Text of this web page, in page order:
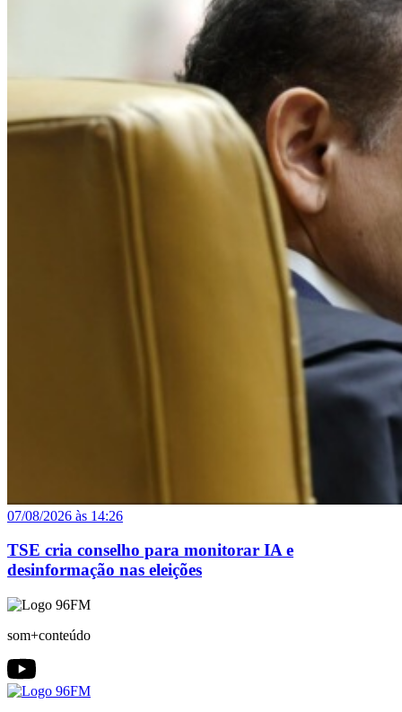
07/08/2026 às 14:26
TSE cria conselho para monitorar IA e
desinformação nas eleições
som+conteúdo